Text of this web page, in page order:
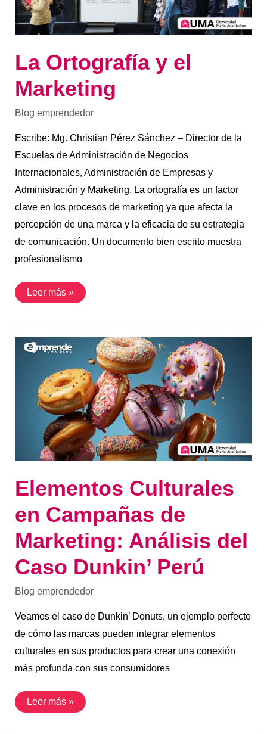
La Ortografía y el
Marketing
Blog emprendedor
Escribe: Mg. Christian Pérez Sánchez – Director de la
Escuelas de Administración de Negocios
Internacionales, Administración de Empresas y
Administración y Marketing. La ortografía es un factor
clave en los procesos de marketing ya que afecta la
percepción de una marca y la eficacia de su estrategia
de comunicación. Un documento bien escrito muestra
profesionalismo
Leer más »
Elementos Culturales
en Campañas de
Marketing: Análisis del
Caso Dunkin’ Perú
Blog emprendedor
Veamos el caso de Dunkin’ Donuts, un ejemplo perfecto
de cómo las marcas pueden integrar elementos
culturales en sus productos para crear una conexión
más profunda con sus consumidores
Elementos
Culturales
Campañas
Marketing:
Análisis
del
Dunkin’
Perú
Leer más »